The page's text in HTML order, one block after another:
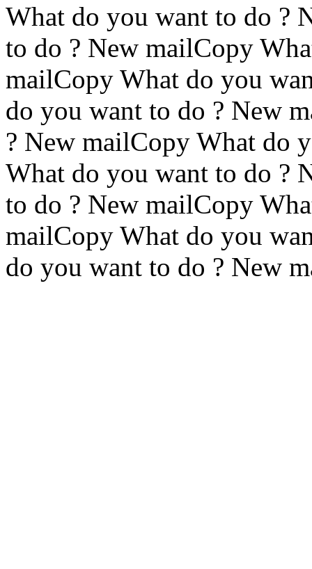
What do you want to do ?
to do ? New mailCopy
mailCopy What do you
do you want to do ? New
? New mailCopy What do
What do you want to do ?
to do ? New mailCopy
mailCopy What do you
do you want to do ? New